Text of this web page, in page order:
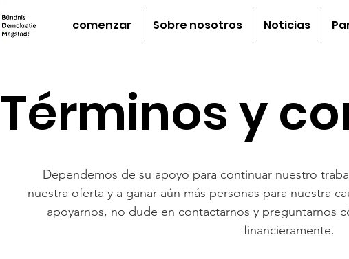
comenzar Sobre nosotros Noticias
Términos y
Dependemos de su apoyo para continuar nuestro
nuestra oferta y a ganar aún más personas para nuestra
apoyarnos, no dude en contactarnos y preguntarnos
financieramente.